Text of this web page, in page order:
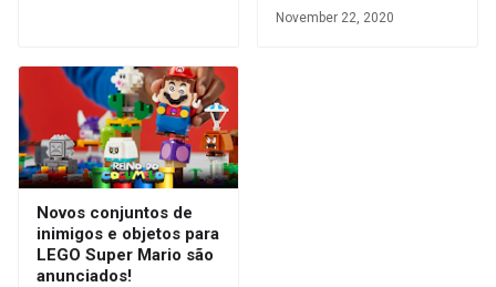
November 22, 2020
Novos conjuntos de
inimigos e objetos para
LEGO Super Mario são
anunciados!